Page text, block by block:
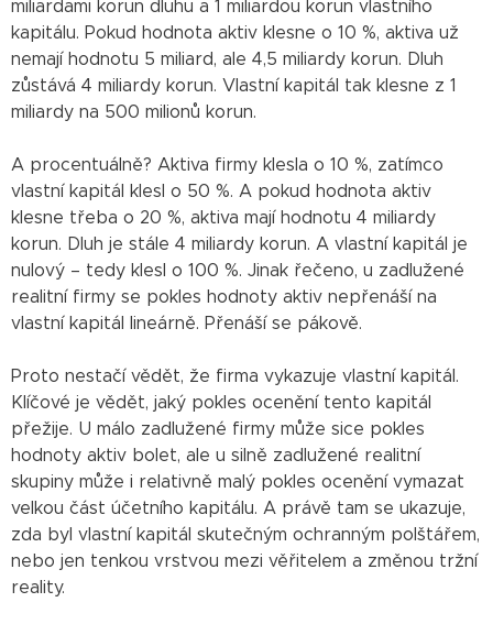
miliardami korun dluhu a 1 miliardou korun vlastního
kapitálu. Pokud hodnota aktiv klesne o 10 %, aktiva už
nemají hodnotu 5 miliard, ale 4,5 miliardy korun. Dluh
zůstává 4 miliardy korun. Vlastní kapitál tak klesne z 1
miliardy na 500 milionů korun.
A procentuálně? Aktiva firmy klesla o 10 %, zatímco
vlastní kapitál klesl o 50 %. A pokud hodnota aktiv
klesne třeba o 20 %, aktiva mají hodnotu 4 miliardy
korun. Dluh je stále 4 miliardy korun. A vlastní kapitál je
nulový – tedy klesl o 100 %. Jinak řečeno, u zadlužené
realitní firmy se pokles hodnoty aktiv nepřenáší na
vlastní kapitál lineárně. Přenáší se pákově.
Proto nestačí vědět, že firma vykazuje vlastní kapitál.
Klíčové je vědět, jaký pokles ocenění tento kapitál
přežije. U málo zadlužené firmy může sice pokles
hodnoty aktiv bolet, ale u silně zadlužené realitní
skupiny může i relativně malý pokles ocenění vymazat
velkou část účetního kapitálu. A právě tam se ukazuje,
zda byl vlastní kapitál skutečným ochranným polštářem,
nebo jen tenkou vrstvou mezi věřitelem a změnou tržní
reality.